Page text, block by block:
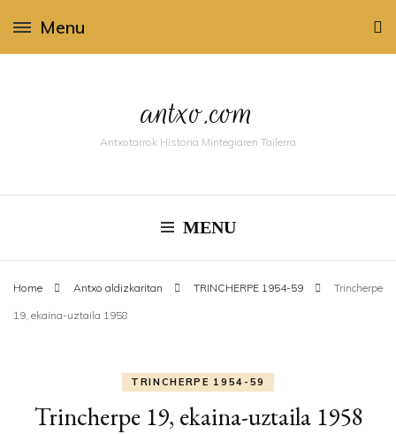
Menu
antxo.com
Antxotarrok Historia Mintegiaren Tailerra
MENU
Home Antxo aldizkaritan TRINCHERPE 1954-59 Trincherpe
19, ekaina-uztaila 1958
TRINCHERPE 1954-59
Trincherpe 19, ekaina-uztaila 1958